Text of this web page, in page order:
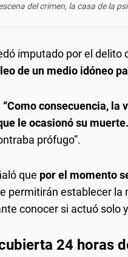
del crimen, la casa de la
imputado por el delito
de un medio idóneo
“Como consecuencia,
le ocasionó su muerte.
prófugo”.
que por el momento
permitirán establecer la
conocer si actuó solo
24 horas